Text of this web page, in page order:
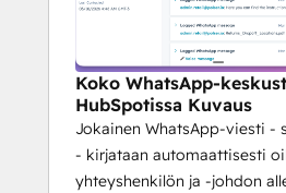
Koko WhatsApp-
HubSpotissa Kuvaus
Jokainen WhatsApp-viesti -
- kirjataan automaattisesti
yhteyshenkilön ja -johdon